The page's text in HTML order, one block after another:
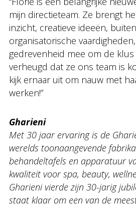
mijn directieteam. Ze brengt
inzicht, creatieve ideeën,
organisatorische
gedrevenheid mee om de
verheugd dat ze ons team is
kijk ernaar uit om nauw met
werken!”
Gharieni
Met 30 jaar ervaring is de
werelds toonaangevende
behandeltafels en apparatuur
kwaliteit voor spa, beauty,
Gharieni vierde zijn 30-jarig
staat klaar om een ​​van de